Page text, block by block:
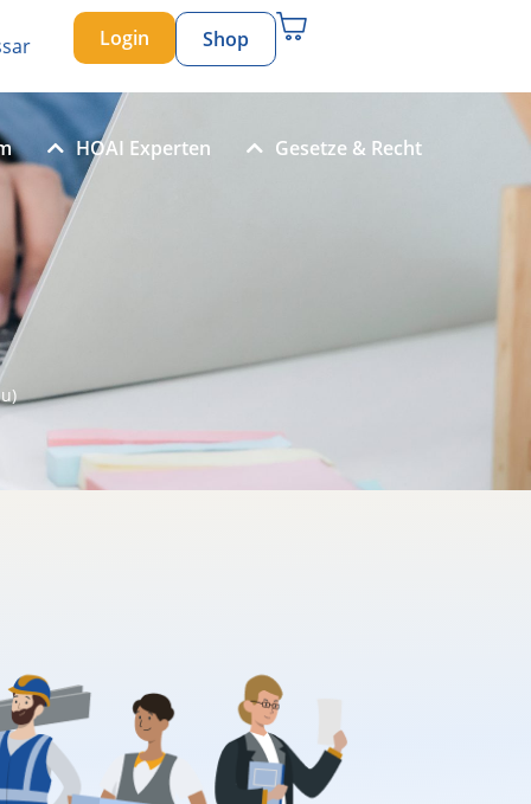
Login Shop
HOAI Experten Gesetze & Recht